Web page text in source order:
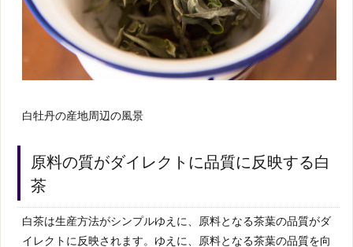
白牡丹の産地周辺の風景
原料の質がダイレクトに品質に反映する白
茶
白茶は生産方法がシンプルゆえに、原料となる茶葉の品質がダ
イレクトに反映されます。ゆえに、原料となる茶葉の品質を向